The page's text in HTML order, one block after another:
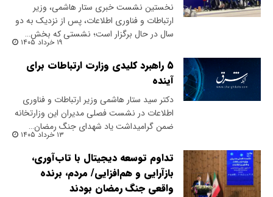
​نخستین نشست خبری ستار هاشمی، وزیر
ارتباطات و فناوری اطلاعات، پس از نزدیک به دو
سال در حال برگزار است؛ نشستی که بخش…
۱۹ خرداد ۱۴۰۵
۵ راهبرد کلیدی وزارت ارتباطات برای
آینده
دکتر سید ستار هاشمی وزیر ارتباطات و فناوری
اطلاعات در نشست فصلی مدیران این وزارتخانه
ضمن گرامیداشت یاد شهدای جنگ رمضان…
۱۳ خرداد ۱۴۰۵
تداوم توسعه دیجیتال با تاب‌آوری،
بازآرایی و هم‌افزایی/ مردم، برنده
واقعی جنگ رمضان بودند